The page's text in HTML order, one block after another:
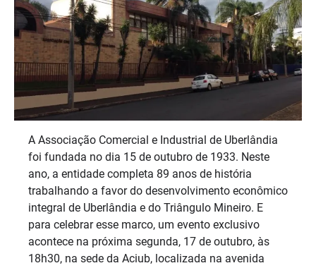
A Associação Comercial e Industrial de Uberlândia
foi fundada no dia 15 de outubro de 1933. Neste
ano, a entidade completa 89 anos de história
trabalhando a favor do desenvolvimento econômico
integral de Uberlândia e do Triângulo Mineiro. E
para celebrar esse marco, um evento exclusivo
acontece na próxima segunda, 17 de outubro, às
18h30, na sede da Aciub, localizada na avenida